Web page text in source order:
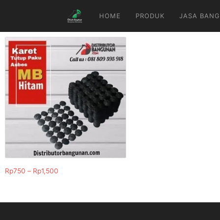
HOME PRODUK JASA
Rp750 – Rp1,500